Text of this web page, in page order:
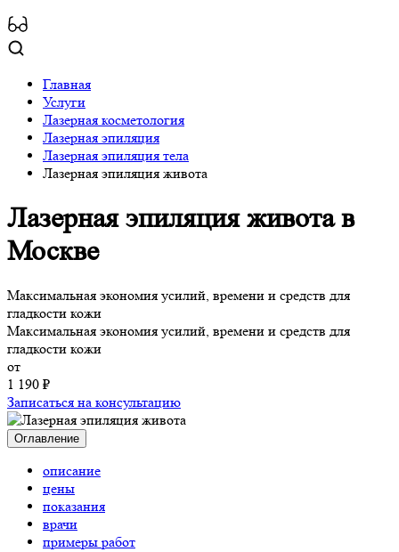
Главная
Услуги
Лазерная косметология
Лазерная эпиляция
Лазерная эпиляция тела
Лазерная эпиляция живота
Лазерная эпиляция животав
Москве
Максимальная экономия усилий, времени и средств для
гладкости кожи
Максимальная экономия усилий, времени и средств для
гладкости кожи
от
1 190 ₽
Записаться на консультацию
Оглавление
описание
цены
показания
врачи
примеры работ